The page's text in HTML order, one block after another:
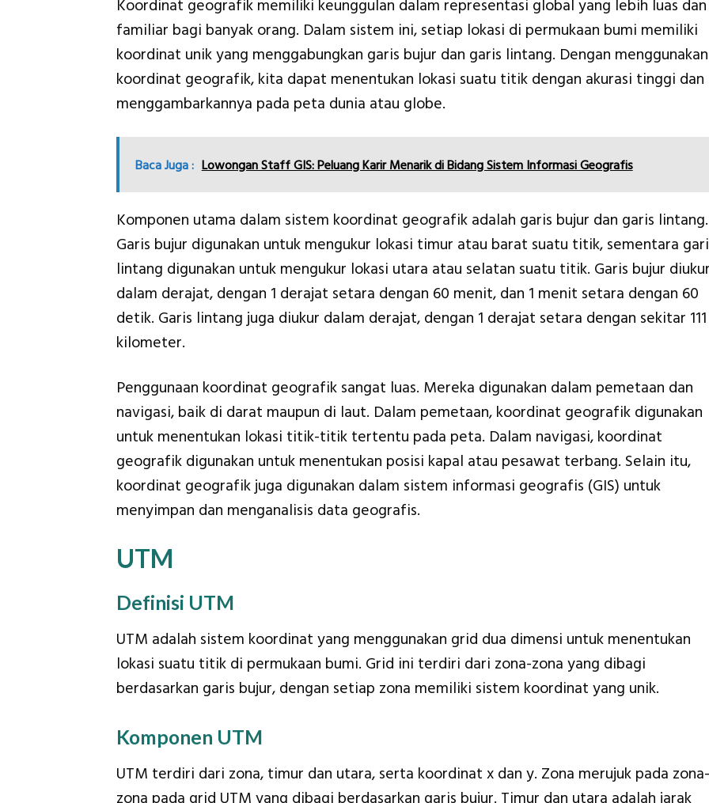
Koordinat geografik memiliki keunggulan dalam representasi global yang lebih luas dan
familiar bagi banyak orang. Dalam sistem ini, setiap lokasi di permukaan bumi memiliki
koordinat unik yang menggabungkan garis bujur dan garis lintang. Dengan menggunakan
koordinat geografik, kita dapat menentukan lokasi suatu titik dengan akurasi tinggi dan
menggambarkannya pada peta dunia atau globe.
Baca Juga : Lowongan Staff GIS: Peluang Karir Menarik di Bidang Sistem Informasi Geografis
Komponen utama dalam sistem koordinat geografik adalah garis bujur dan garis lintang.
Garis bujur digunakan untuk mengukur lokasi timur atau barat suatu titik, sementara
lintang digunakan untuk mengukur lokasi utara atau selatan suatu titik. Garis bujur
dalam derajat, dengan 1 derajat setara dengan 60 menit, dan 1 menit setara dengan 60
detik. Garis lintang juga diukur dalam derajat, dengan 1 derajat setara dengan sekitar 111
kilometer.
Penggunaan koordinat geografik sangat luas. Mereka digunakan dalam pemetaan dan
navigasi, baik di darat maupun di laut. Dalam pemetaan, koordinat geografik digunakan
untuk menentukan lokasi titik-titik tertentu pada peta. Dalam navigasi, koordinat
geografik digunakan untuk menentukan posisi kapal atau pesawat terbang. Selain itu,
koordinat geografik juga digunakan dalam sistem informasi geografis (GIS) untuk
menyimpan dan menganalisis data geografis.
UTM
Definisi UTM
UTM adalah sistem koordinat yang menggunakan grid dua dimensi untuk menentukan
lokasi suatu titik di permukaan bumi. Grid ini terdiri dari zona-zona yang dibagi
berdasarkan garis bujur, dengan setiap zona memiliki sistem koordinat yang unik.
Komponen UTM
UTM terdiri dari zona, timur dan utara, serta koordinat x dan y. Zona merujuk pada zona-
zona pada grid UTM yang dibagi berdasarkan garis bujur. Timur dan utara adalah jarak